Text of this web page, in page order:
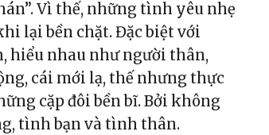
Vì thế, những tình yêu nhẹ
lại bền chặt. Đặc biệt với
hiểu nhau như người thân,
cái mới lạ, thế nhưng thực
cặp đôi bền bĩ. Bởi không
tình bạn và tình thân.